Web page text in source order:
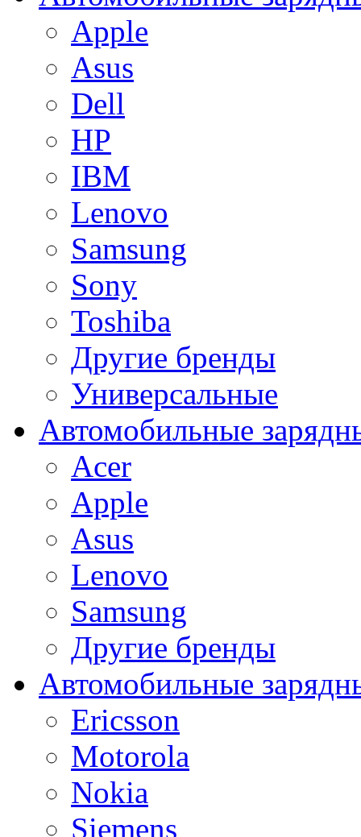
Apple
Asus
Dell
HP
IBM
Lenovo
Samsung
Sony
Toshiba
Другие бренды
Универсальные
Автомобильные
Acer
Apple
Asus
Lenovo
Samsung
Другие бренды
Автомобильные
Ericsson
Motorola
Nokia
Siemens